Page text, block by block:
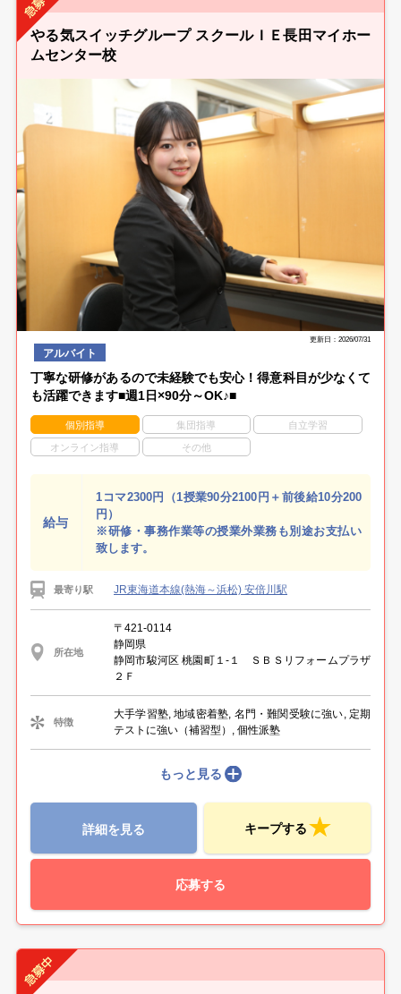
やる気スイッチグループ スクールＩＥ長田マイホー
ムセンター校
更新日：2026/07/31
アルバイト
丁寧な研修があるので未経験でも安心！得意科目が少なくて
も活躍できます■週1日×90分～OK♪■
個別指導 集団指導 自立学習
オンライン指導 その他
給与
1コマ2300円（1授業90分2100円＋前後給10分200
円）
※研修・事務作業等の授業外業務も別途お支払い
致します。
最寄り駅 JR東海道本線(熱海～浜松) 安倍川駅
所在地
〒421-0114
静岡県
静岡市駿河区 桃園町１-１ ＳＢＳリフォームプラザ
２Ｆ
特徴
大手学習塾, 地域密着塾, 名門・難関受験に強い, 定期
テストに強い（補習型）, 個性派塾
もっと見る
詳細を見る キープする
応募する